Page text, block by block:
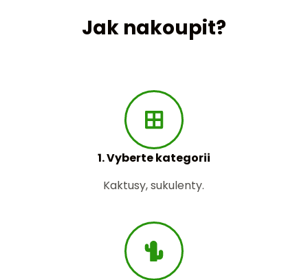
Jak nakoupit?
1. Vyberte kategorii
Kaktusy, sukulenty.